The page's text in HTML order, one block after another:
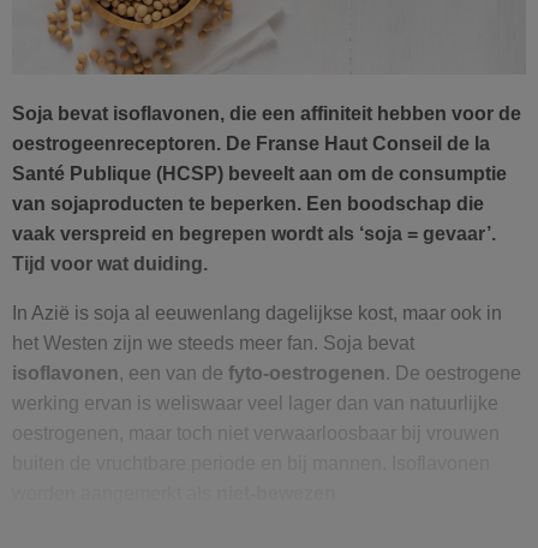
Soja bevat isoflavonen, die een affiniteit hebben voor de
oestrogeenreceptoren. De Franse Haut Conseil de la
Santé Publique (HCSP) beveelt aan om de consumptie
van sojaproducten te beperken. Een boodschap die
vaak verspreid en begrepen wordt als ‘soja = gevaar’.
Tijd voor wat duiding.
In Azië is soja al eeuwenlang dagelijkse kost, maar ook in
het Westen zijn we steeds meer fan. Soja bevat
isoflavonen, een van de fyto-oestrogenen. De oestrogene
werking ervan is weliswaar veel lager dan van natuurlijke
oestrogenen, maar toch niet verwaarloosbaar bij vrouwen